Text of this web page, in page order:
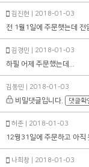
김진현 | 2018-01-03
전 1월1일에 주문햇는데 전
김경민 | 2018-01-03
하필 어제 주문했는데...
김동민 | 2018-01-03
비밀댓글입니다.
댓글확
허준 | 2018-01-03
12웡31일에 주문하고 아직
나희창 | 2018-01-03